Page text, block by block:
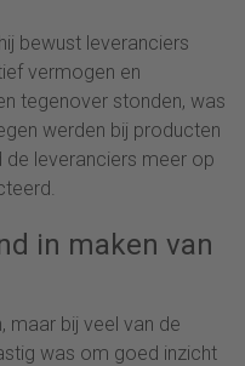
bewust leveranciers
vermogen en
tegenover stonden, was
werden bij producten
de leveranciers meer op
in maken van
maar bij veel van de
was om goed inzicht